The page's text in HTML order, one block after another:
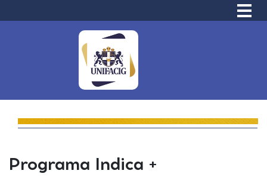
Programa Indica +